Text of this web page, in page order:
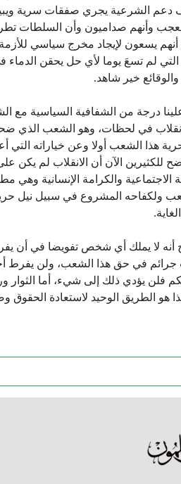
دعم الشرعية يجري صفقات سرية
وأنهم صداميون وأن السلطات
يسعون لإيجاد مخرج سياسي للأزمة
لم تسعَ يوما لأي حل يحقن الدماء
والوقائع خير شاهد.
علينا درجة من الشفافية
في لحظات، وهو الشعب الذي
هذا الشعب أولا وعن خياراته التي
الآن أن الانقلاب لم يكن
الاجتماعية والكرامة الإنسانية
ولكفاحه المشروع في سبيل نيل
أنه لا يملك أي شخص تفويضا في أن
جرائم في حق هذا الشعب، ولن
فلن يؤدي ذلك إلى شيء، أما الثوار
هو الطريق الوحيد لاستعادة الحقوق